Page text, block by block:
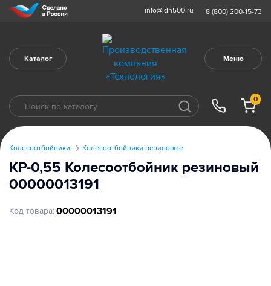
info@idn500.ru 8 (800) 200-15-73
Каталог Меню
0
Колесоотбойники Колесоотбойники резиновые
КР-0,55 Колесоотбойник резиновый
00000013191
Код товара: 00000013191